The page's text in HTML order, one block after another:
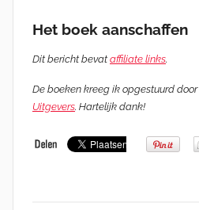
Het boek aanschaffen
Dit bericht bevat affiliate links.
De boeken kreeg ik opgestuurd door
Uitgevers. Hartelijk dank!